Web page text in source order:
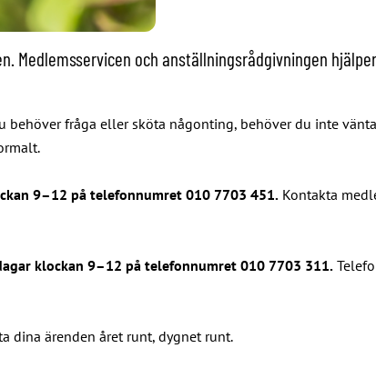
Medlemsservicen och anställningsrådgivningen
behöver fråga eller sköta någonting, behöver du inte
9–12 på telefonnumret 010 7703 451. Kontakta
klockan 9–12 på telefonnumret 010 7703 311.
dina ärenden året runt, dygnet runt.